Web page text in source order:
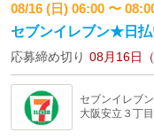
08/16 (日) 06:00 〜
セブンイレブン★日
応募締め切り 08月16日
セブンイレブン
大阪安立３丁